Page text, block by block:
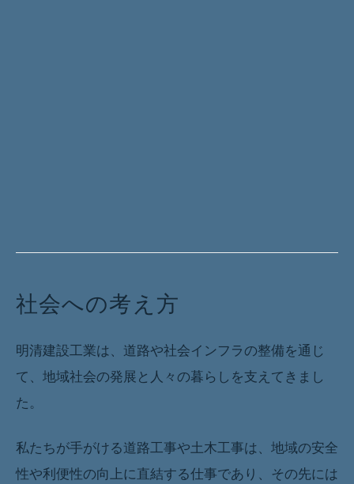
社会への考え方
明清建設工業は、道路や社会インフラの整備を通じ
て、地域社会の発展と人々の暮らしを支えてきまし
た。
私たちが手がける道路工事や土木工事は、地域の安全
性や利便性の向上に直結する仕事であり、その先には